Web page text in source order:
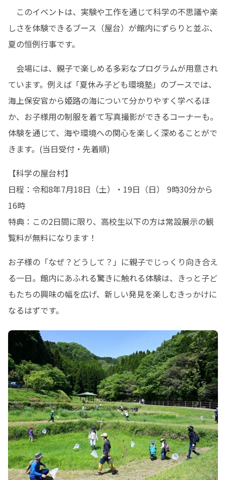
このイベントは、実験や工作を通じて科学の不思議や楽
しさを体験できるブース（屋台）が館内にずらりと並ぶ、
夏の恒例行事です。
会場には、親子で楽しめる多彩なプログラムが用意され
ています。例えば「夏休み子ども環境塾」のブースでは、
海上保安官から姫路の海について分かりやすく学べるほ
か、お子様用の制服を着て写真撮影ができるコーナーも。
体験を通じて、海や環境への関心を楽しく深めることがで
きます。(当日受付・先着順)
【科学の屋台村】
日程：令和8年7月18日（土）・19日（日） 9時30分から
16時
特典：この2日間に限り、高校生以下の方は常設展示の観
覧料が無料になります！
お子様の「なぜ？どうして？」に親子でじっくり向き合え
る一日。館内にあふれる驚きに触れる体験は、きっと子ど
もたちの興味の幅を広げ、新しい発見を楽しむきっかけに
なるはずです。